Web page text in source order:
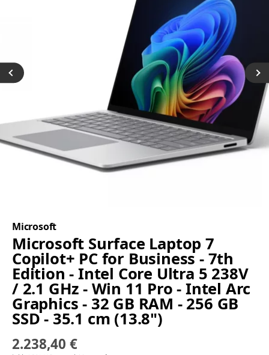
Microsoft
Microsoft Surface Laptop 7
Copilot+ PC for Business - 7th
Edition - Intel Core Ultra 5 238V
/ 2.1 GHz - Win 11 Pro - Intel Arc
Graphics - 32 GB RAM - 256 GB
SSD - 35.1 cm (13.8")
2.238,40 €